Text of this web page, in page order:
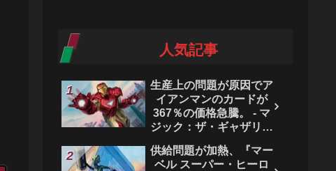
人気記事
生産上の問題が原因でア
イアンマンのカードが
367％の価格急騰。 - マ
ジック：ザ・ギャザリン
供給問題が加熱、『マー
ベル スーパー・ヒーロ